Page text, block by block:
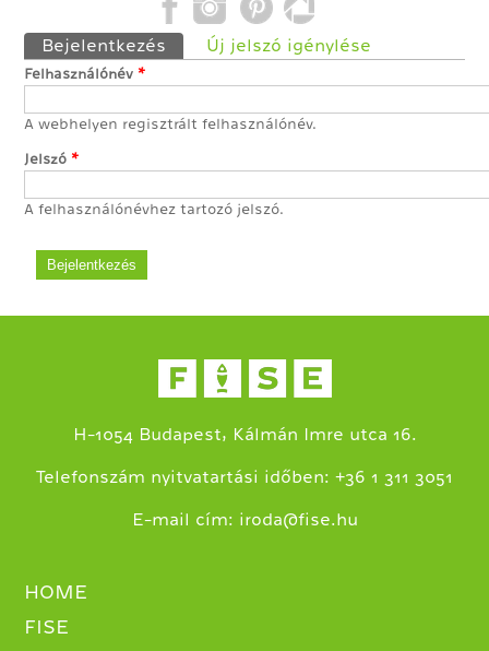
Elsődleges fülek
Bejelentkezés (aktív fül)
Új jelszó igénylése
Felhasználónév *
A webhelyen regisztrált felhasználónév.
Jelszó *
A felhasználónévhez tartozó jelszó.
H-1054 Budapest, Kálmán Imre utca 16.
Telefonszám nyitvatartási időben: +36 1 311 3051
E-mail cím: iroda@fise.hu
HOME
FISE